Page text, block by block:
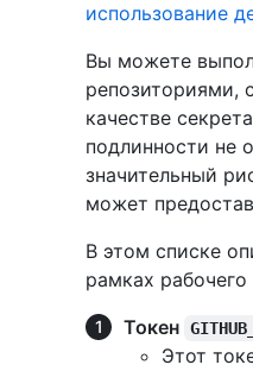
использование
Вы можете
репозиториями,
качестве
подлинности не
значительный
может
В этом списке
рамках
Токен
Этот